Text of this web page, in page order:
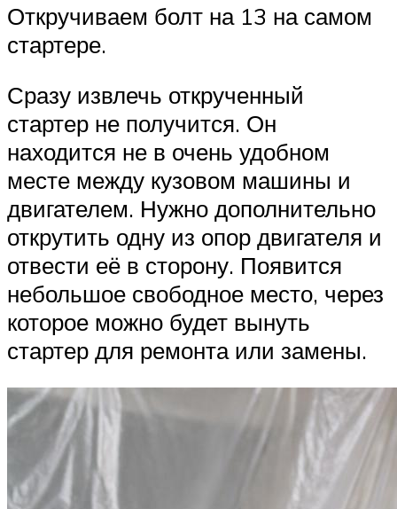
Откручиваем болт на 13 на самом
стартере.
Сразу извлечь открученный
стартер не получится. Он
находится не в очень удобном
месте между кузовом машины и
двигателем. Нужно дополнительно
открутить одну из опор двигателя и
отвести её в сторону. Появится
небольшое свободное место, через
которое можно будет вынуть
стартер для ремонта или замены.